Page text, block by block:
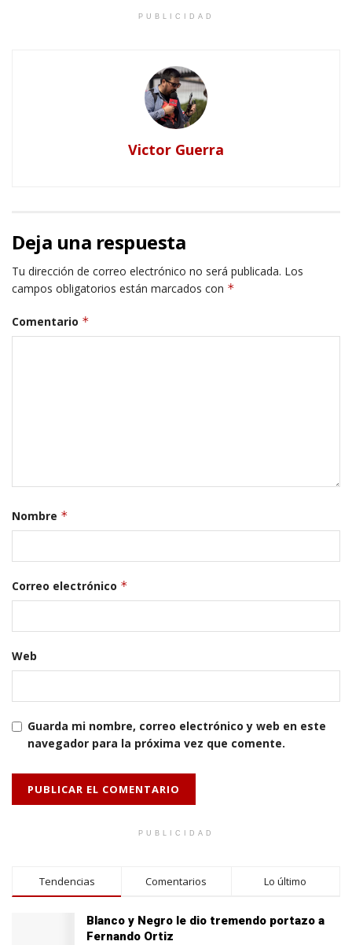
PUBLICIDAD
Victor Guerra
Deja una respuesta
Tu dirección de correo electrónico no será publicada. Los
campos obligatorios están marcados con *
Comentario *
Nombre *
Correo electrónico *
Web
Guarda mi nombre, correo electrónico y web en este
navegador para la próxima vez que comente.
PUBLICIDAD
Tendencias Comentarios Lo último
Blanco y Negro le dio tremendo portazo a
Fernando Ortiz